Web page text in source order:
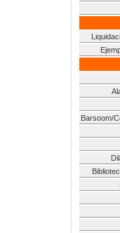
Barsoom/